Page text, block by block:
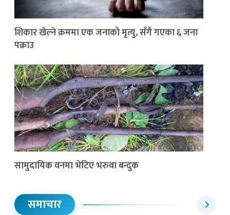
शिकार खेल्ने क्रममा एक जनाको मृत्यु, सँगै गएका ६ जना
पक्राउ
सामुदायिक वनमा भेटिए भरुवा बन्दुक
समाचार